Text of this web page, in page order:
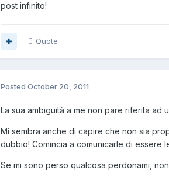
post infinito!
Quote
Posted October 20, 2011
La sua ambiguità a me non pare riferita ad
Mi sembra anche di capire che non sia
dubbio! Comincia a comunicarle di essere
Se mi sono perso qualcosa perdonami,